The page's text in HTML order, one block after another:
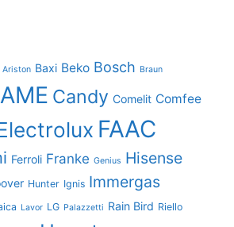
Ariston Baxi Beko Bosch Braun
Candy Comelit Comfee
FAAC
Ferroli Franke Genius Hisense
Hunter Ignis Immergas
Lavor LG Palazzetti Rain Bird Riello